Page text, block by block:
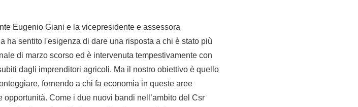
Eugenio Giani e la vicepresidente e assessora
ha sentito l'esigenza di dare una risposta a chi è stato più
di marzo scorso ed è intervenuta tempestivamente con
dagli imprenditori agricoli. Ma il nostro obiettivo è quello
fornendo a chi fa economia in queste aree
Come i due nuovi bandi nell’ambito del Csr